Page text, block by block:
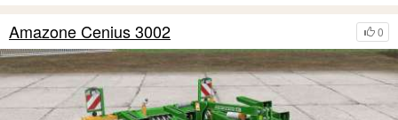
0
Amazone Cenius 3002